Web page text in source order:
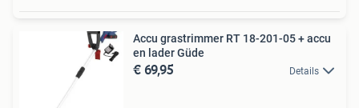
Accu grastrimmer RT 18-201-05 + accu
en lader Güde
€ 69,95 Details